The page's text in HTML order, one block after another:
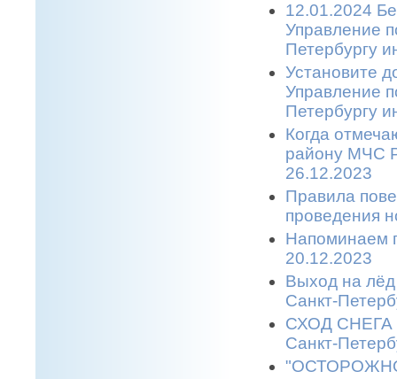
12.01.2024
Управление
Петербургу
Установите
Управление
Петербургу
Когда
району МЧС
26.12.2023
Правила
проведения
Напоминаем
20.12.2023
Выход на
Санкт-
СХОД СНЕГА
Санкт-